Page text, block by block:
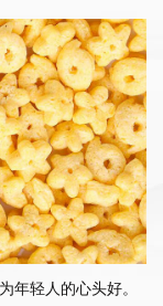
年轻人的心头好。